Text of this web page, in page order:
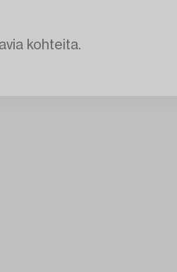
kohteita.